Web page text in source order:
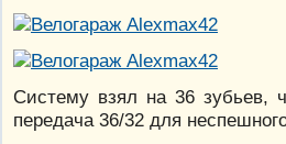
Систему взял на 36 зубьев,
передача 36/32 для